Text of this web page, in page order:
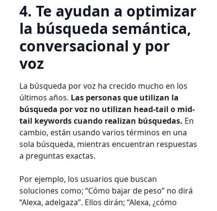
4. Te ayudan a optimizar
la búsqueda semántica,
conversacional y por
voz
La búsqueda por voz ha crecido mucho en los
últimos años. Las personas que utilizan la
búsqueda por voz no utilizan head-tail o mid-
tail keywords cuando realizan búsquedas. En
cambio, están usando varios términos en una
sola búsqueda, mientras encuentran respuestas
a preguntas exactas.
Por ejemplo, los usuarios que buscan
soluciones como; “Cómo bajar de peso” no dirá
“Alexa, adelgaza”. Ellos dirán; “Alexa, ¿cómo